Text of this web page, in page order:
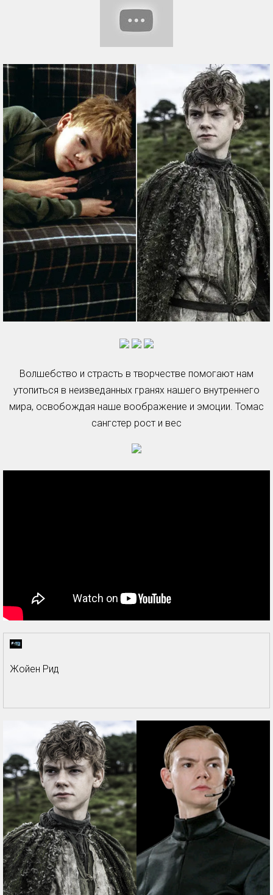
Волшебство и страсть в творчестве помогают нам
утопиться в неизведанных гранях нашего внутреннего
мира, освобождая наше воображение и эмоции. Томас
сангстер рост и вес
Жойен Рид